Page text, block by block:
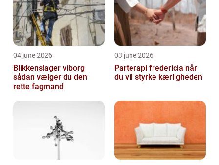
04 june 2026
Blikkenslager viborg
sådan vælger du den
rette fagmand
03 june 2026
Parterapi fredericia når
du vil styrke kærligheden